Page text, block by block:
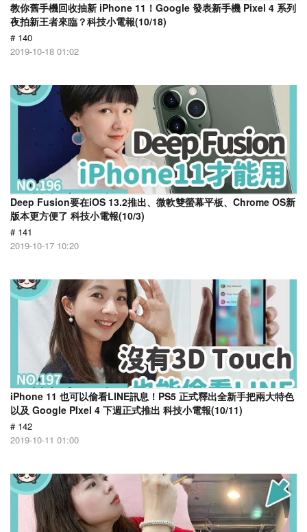
教你舊手機回收抽新 iPhone 11！Google 發表新手機 Pixel 4 系列
夜拍新王者來臨？科技小電報(10/18)
# 140
2019-10-18 01:02
Deep Fusion要在iOS 13.2推出、微軟雙螢幕平板、Chrome OS新
版本更方便了 科技小電報(10/3)
# 141
2019-10-17 10:20
iPhone 11 也可以偷看LINE訊息！PS5 正式釋出全新手把兩大特色
以及 Google PIxel 4 下週正式推出 科技小電報(10/11)
# 142
2019-10-11 01:00